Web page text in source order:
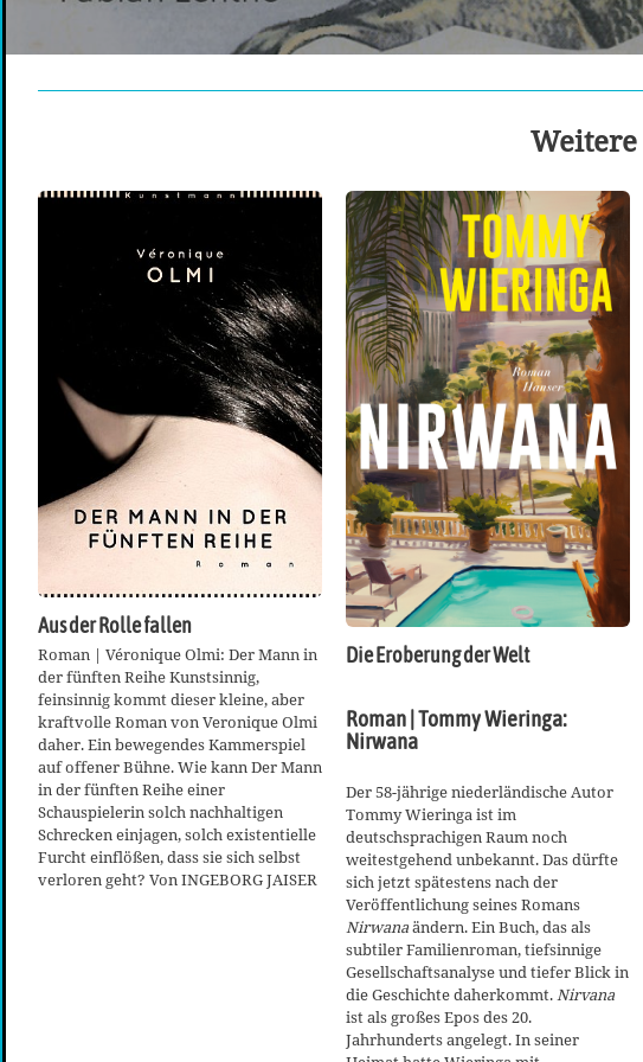
Aus der Rolle fallen
Roman | Véronique Olmi: Der Mann in
der fünften Reihe Kunstsinnig,
feinsinnig kommt dieser kleine, aber
kraftvolle Roman von Veronique Olmi
daher. Ein bewegendes Kammerspiel
auf offener Bühne. Wie kann Der Mann
in der fünften Reihe einer
Schauspielerin solch nachhaltigen
Schrecken einjagen, solch existentielle
Furcht einflößen, dass sie sich selbst
verloren geht? Von INGEBORG JAISER
Die Eroberung der Welt
Roman | Tommy Wieringa:
Nirwana
Der 58-jährige niederländische Autor
Tommy Wieringa ist im
deutschsprachigen Raum noch
weitestgehend unbekannt. Das dürfte
sich jetzt spätestens nach der
Veröffentlichung seines Romans
Nirwanaändern. Ein Buch, das als
subtiler Familienroman, tiefsinnige
Gesellschaftsanalyse und tiefer Blick in
die Geschichte daherkommt.Nirvana
ist als großes Epos des 20.
Jahrhunderts angelegt. In seiner